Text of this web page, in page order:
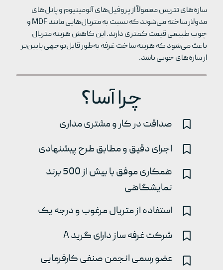
سازه‌های تتریس معمولاً از پروفیل‌های آلومینیوم و پانل‌های
مدولار ساخته می‌شوند که نسبت به متریال‌هایی مانندMDF
و
چوب طبیعی قیمت کمتری دارند. این کاهش هزینه متریال
باعث می‌شود که هزینه ساخت غرفه به‌طور قابل‌توجهی پایین‌تر
از سازه‌های چوبی باشد.
چرا آسا؟
صداقت در کار و مشتری مداری
اجرای دقیق و مطابق طرح پیشنهادی
همکاری موفق با بیش از 500 برند
نمایشگاهی
استفاده از متریال مرغوب و درجه یک
شرکت غرفه ساز دارای گرید A
عضو رسمی انجمن صنفی کارفرمایی